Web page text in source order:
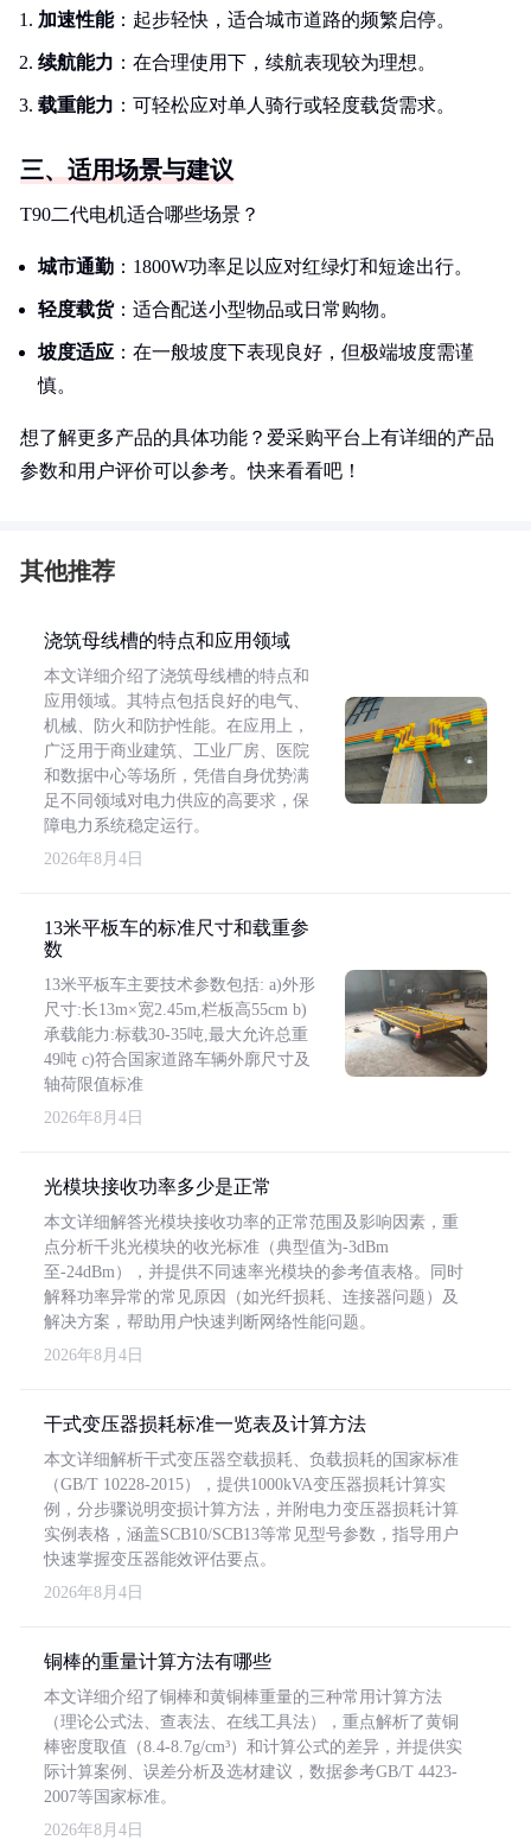
加速性能：起步轻快，适合城市道路的频繁启停。
续航能力 ：在合理使用下，续航表现较为理想。
载重能力 ：可轻松应对单人骑行或轻度载货需求。
三、适用场景与建议
T90二代电机适合哪些场景？
城市通勤 ：1800W功率足以应对红绿灯和短途出行。
轻度载货：适合配送小型物品或日常购物。
坡度适应 ：在一般坡度下表现良好，但极端坡度需谨
慎。
想了解更多产品的具体功能？爱采购平台上有详细的产品
参数和用户评价可以参考。快来看看吧！
其他推荐
浇筑母线槽的特点和应用领域
本文详细介绍了浇筑母线槽的特点和
应用领域。其特点包括良好的电气、
机械、防火和防护性能。在应用上，
广泛用于商业建筑、工业厂房、医院
和数据中心等场所，凭借自身优势满
足不同领域对电力供应的高要求，保
障电力系统稳定运行。
2026年8月4日
13米平板车的标准尺寸和载重参
数
13米平板车主要技术参数包括: a)外形
尺寸:长13m×宽2.45m,栏板高55cm b)
承载能力:标载30-35吨,最大允许总重
49吨 c)符合国家道路车辆外廓尺寸及
轴荷限值标准
2026年8月4日
光模块接收功率多少是正常
本文详细解答光模块接收功率的正常范围及影响因素，重
点分析千兆光模块的收光标准（典型值为-3dBm
至-24dBm），并提供不同速率光模块的参考值表格。同时
解释功率异常的常见原因（如光纤损耗、连接器问题）及
解决方案，帮助用户快速判断网络性能问题。
2026年8月4日
干式变压器损耗标准一览表及计算方法
本文详细解析干式变压器空载损耗、负载损耗的国家标准
（GB/T 10228-2015），提供1000kVA变压器损耗计算实
例，分步骤说明变损计算方法，并附电力变压器损耗计算
实例表格，涵盖SCB10/SCB13等常见型号参数，指导用户
快速掌握变压器能效评估要点。
2026年8月4日
铜棒的重量计算方法有哪些
本文详细介绍了铜棒和黄铜棒重量的三种常用计算方法
（理论公式法、查表法、在线工具法），重点解析了黄铜
棒密度取值（8.4-8.7g/cm³）和计算公式的差异，并提供实
际计算案例、误差分析及选材建议，数据参考GB/T 4423-
2007等国家标准。
2026年8月4日